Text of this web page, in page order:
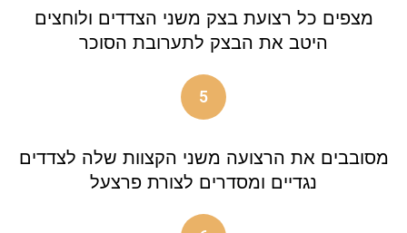
מצפים כל רצועת בצק משני הצדדים ולוחצים
היטב את הבצק לתערובת הסוכר
5
מסובבים את הרצועה משני הקצוות שלה לצדדים
נגדיים ומסדרים לצורת פרצעל